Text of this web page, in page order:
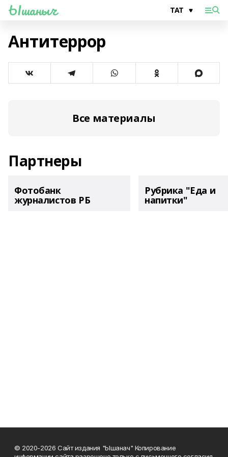
Ышаныч
Антитеррор
Все материалы
Партнеры
Фотобанк
журналистов РБ
Рубрика "Еда и
напитки"
© 2020-2026 Сайт издания "Ышанач" Копирование